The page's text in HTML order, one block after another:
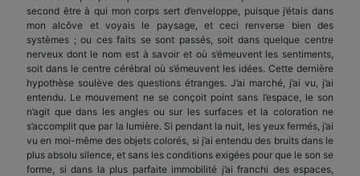
second être à qui mon corps sert d’enveloppe, puisque j’étais dans
mon alcôve et voyais le paysage, et ceci renverse bien des
systèmes ; ou ces faits se sont passés, soit dans quelque centre
nerveux dont le nom est à savoir et où s’émeuvent les sentiments,
soit dans le centre cérébral où s’émeuvent les idées. Cette dernière
hypothèse soulève des questions étranges. J’ai marché, j’ai vu, j’ai
entendu. Le mouvement ne se conçoit point sans l’espace, le son
n’agit que dans les angles ou sur les surfaces et la coloration ne
s’accomplit que par la lumière. Si pendant la nuit, les yeux fermés, j’ai
vu en moi-même des objets colorés, si j’ai entendu des bruits dans le
plus absolu silence, et sans les conditions exigées pour que le son se
forme, si dans la plus parfaite immobilité j’ai franchi des espaces,